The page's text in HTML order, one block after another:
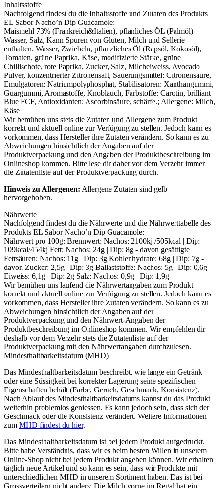
Inhaltsstoffe
Nachfolgend findest du die Inhaltsstoffe und Zutaten des Produkts
EL Sabor Nacho’n Dip Guacamole:
Maismehl 73% (Frankreich&Italien), pflanliches ÖL (Palmöl)
Wasser, Salz, Kann Spuren von Gluten, Milch und Sellerie
enthalten. Wasser, Zwiebeln, pflanzliches Öl (Rapsöl, Kokosöl),
Tomaten, grüne Paprika, Käse, modifizierte Stärke, grüne
Chillischote, rote Paprika, Zucker, Salz, Milcheiweiss, Avocado
Pulver, konzentrierter Zitronensaft, Säuerungsmittel: Citronensäure,
Emulgatoren: Natriumpolyphosphat, Stabilisatoren: Xanthangummi,
Guargummi, Aromastoffe, Knoblauch, Farbstoffe: Carotin, brilliant
Blue FCF, Antioxidanten: Ascorbinsäure, schärfe.; Allergene: Milch,
Käse
Wir bemühen uns stets die Zutaten und Allergene zum Produkt
korrekt und aktuell online zur Verfügung zu stellen. Jedoch kann es
vorkommen, dass Hersteller ihre Zutaten verändern. So kann es zu
Abweichungen hinsichtlich der Angaben auf der
Produktverpackung und den Angaben der Produktbeschreibung im
Onlineshop kommen. Bitte lese dir daher vor dem Verzehr immer
die Zutatenliste auf der Produktverpackung durch.
Hinweis zu Allergenen: Allergene Zutaten sind gelb
hervorgehoben.
Nährwerte
Nachfolgend findest du die Nährwerte und die Nährwerttabelle des
Produkts EL Sabor Nacho’n Dip Guacamole:
Nährwert pro 100g: Brennwert: Nachos: 2100kj /505kcal | Dip:
109kcal/454kj Fett: Nachos: 24g | Dip: 8g - davon gesättigte
Fettsäuren: Nachos: 11g | Dip: 3g Kohlenhydrate: 68g | Dip: 7g -
davon Zucker: 2,5g | Dip: 3g Ballaststoffe: Nachos: 5g | Dip: 0,6g
Eiweiss: 6,1g | Dip: 2g Salz: Nachos: 0,9g | Dip: 1,9g
Wir bemühen uns laufend die Nährwertangaben zum Produkt
korrekt und aktuell online zur Verfügung zu stellen. Jedoch kann es
vorkommen, dass Hersteller ihre Zutaten verändern. So kann es zu
Abweichungen hinsichtlich der Angaben auf der
Produktverpackung und den Nährwert-Angaben der
Produktbeschreibung im Onlineshop kommen. Wir empfehlen dir
deshalb vor dem Verzehr stets die Zutatenliste auf der
Produktverpackung mit den Nährwertangaben durchzulesen.
Mindesthaltbarkeitsdatum (MHD)
Das Mindesthaltbarkeitsdatum beschreibt, wie lange ein Getränk
oder eine Süssigkeit bei korrekter Lagerung seine spezifischen
Eigenschaften behält (Farbe, Geruch, Geschmack, Konsistenz).
Nach Ablauf des Mindesthaltbarkeitsdatums kannst du das Produkt
weiterhin problemlos geniessen. Es kann jedoch sein, dass sich der
Geschmack oder die Konsistenz verändert. Weitere Informationen
zum MHD findest du hier.
Das Mindesthaltbarkeitsdatum ist bei jedem Produkt aufgedruckt.
Bitte habe Verständnis, dass wir es beim besten Willen in unserem
Online-Shop nicht bei jedem Produkt angeben können. Wir erhalten
täglich neue Artikel und so kann es sein, dass wir Produkte mit
unterschiedlichen MHD in unserem Sortiment haben. Das ist bei
Grossverteilern nicht anders: Die Milch vorne im Regal hat ein